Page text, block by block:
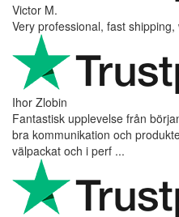
Victor M.
Very professional, fast shipping,
Ihor Zlobin
Fantastisk upplevelse från
bra kommunikation och
välpackat och i perf ...